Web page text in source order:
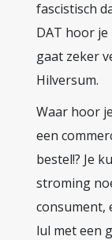
fascistisch
DAT hoor
gaat zeker
Hilversum.
Waar hoor
een
bestel!? Je
stroming
consument,
lul met een